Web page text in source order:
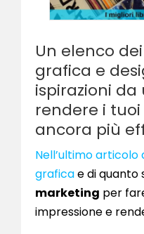
Un elenco
grafica e
ispirazioni da
rendere i
ancora più
Nell’ultimo
graficae di quanto
marketing per
impressione e